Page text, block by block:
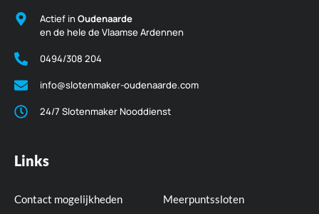
Actief in Oudenaarde
en de hele de Vlaamse Ardennen
0494/308 204
info@slotenmaker-oudenaarde.com
24/7 Slotenmaker Nooddienst
Links
Contact mogelijkheden Meerpuntssloten